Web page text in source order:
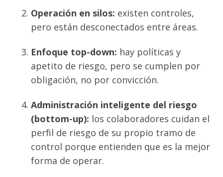
Operación en silos: existen controles,
pero están desconectados entre áreas.
Enfoque top-down: hay políticas y
apetito de riesgo, pero se cumplen por
obligación, no por convicción.
Administración inteligente del riesgo
(bottom-up): los colaboradores cuidan el
perfil de riesgo de su propio tramo de
control porque entienden que es la mejor
forma de operar.